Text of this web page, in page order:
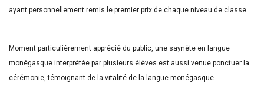
ayant personnellement remis le premier prix de chaque niveau de classe.
Moment particulièrement apprécié du public, une saynète en langue
monégasque interprétée par plusieurs élèves est aussi venue ponctuer la
cérémonie, témoignant de la vitalité de la langue monégasque.